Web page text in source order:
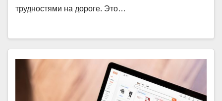
трудностями на дороге. Это…